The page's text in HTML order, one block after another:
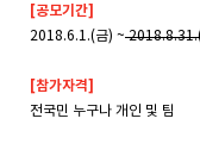
[공모기간]
2018.6.1.(금) ~
[참가자격]
전국민 누구나 개인 및 팀